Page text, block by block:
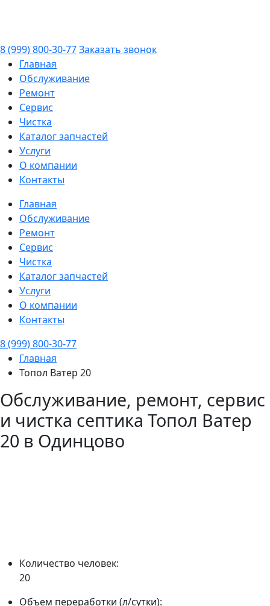
8 (999) 800-30-77Заказать звонок
Главная
Обслуживание
Ремонт
Сервис
Чистка
Каталог запчастей
Услуги
О компании
Контакты
Главная
Обслуживание
Ремонт
Сервис
Чистка
Каталог запчастей
Услуги
О компании
Контакты
8 (999) 800-30-77
Главная
Топол Ватер 20
Обслуживание, ремонт, сервис
и чистка септика Топол Ватер
20 в Одинцово
Количество человек:
20
Объем переработки (л/сутки):